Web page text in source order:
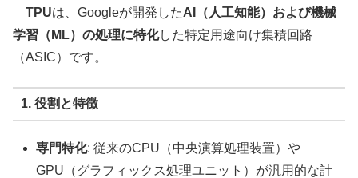
TPUは、Googleが開発したAI（人工知能）および機械
学習（ML）の処理に特化した特定用途向け集積回路
（ASIC）です。
1. 役割と特徴
専門特化: 従来のCPU（中央演算処理装置）や
GPU（グラフィックス処理ユニット）が汎用的な計